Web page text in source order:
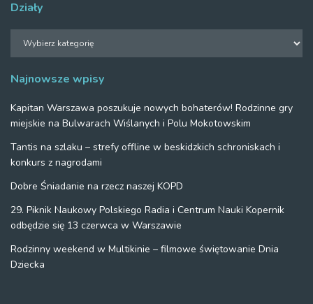
Działy
Najnowsze wpisy
Kapitan Warszawa poszukuje nowych bohaterów! Rodzinne gry
miejskie na Bulwarach Wiślanych i Polu Mokotowskim
Tantis na szlaku – strefy offline w beskidzkich schroniskach i
konkurs z nagrodami
Dobre Śniadanie na rzecz naszej KOPD
29. Piknik Naukowy Polskiego Radia i Centrum Nauki Kopernik
odbędzie się 13 czerwca w Warszawie
Rodzinny weekend w Multikinie – filmowe świętowanie Dnia
Dziecka